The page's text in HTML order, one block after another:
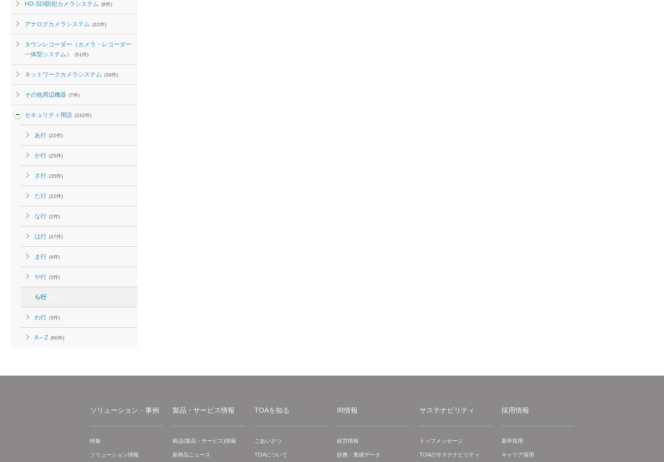
HD-SDI防犯カメラシステム (8件)
アナログカメラシステム (22件)
タウンレコーダー（カメラ・レコーダー
一体型システム）
(51件)
ネットワークカメラシステム (39件)
その他周辺機器 (7件)
セキュリティ用語 (242件)
あ行 (22件)
か行 (25件)
さ行 (35件)
た行 (22件)
な行 (2件)
は行 (37件)
ま行 (4件)
や行 (3件)
ら行
わ行 (3件)
A～Z (80件)
ソリューション・事例
特集
ソリューション情報
製品・サービス情報
商品(製品・サービス)情報
新商品ニュース
TOAを知る
ごあいさつ
TOAについて
IR情報
経営情報
財務・業績データ
サステナビリティ
トップメッセージ
TOAのサステナビリティ
採用情報
新卒採用
キャリア採用